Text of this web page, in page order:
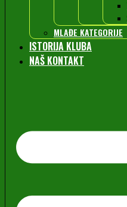
MLAĐE KATEGORIJE
ISTORIJA KLUBA
NAŠ KONTAKT